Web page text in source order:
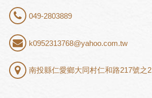
049-2803889
k0952313768@yahoo.com.tw
南投縣仁愛鄉大同村仁和路217號之2